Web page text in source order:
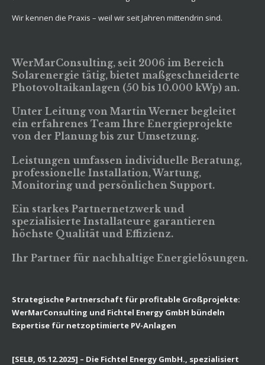
Wir kennen die Praxis – weil wir seit Jahren mittendrin sind.
WerMarConsulting, seit 2006 im Bereich
Solarenergie tätig, bietet maßgeschneiderte
Photovoltaikanlagen (50 bis 10.000 kWp) an.
Unter Leitung von Martin Werner begleitet
ein erfahrenes Team Ihre Energieprojekte
von der Planung bis zur Umsetzung.
Leistungen umfassen individuelle Beratung,
professionelle Installation, Wartung,
Monitoring und persönlichen Support.
Ein starkes Partnernetzwerk und
spezialisierte Installateure garantieren
höchste Qualität und Effizienz.
Ihr Partner für nachhaltige Energielösungen.
Strategische Partnerschaft für profitable Großprojekte:
WerMarConsulting und Fichtel Energy GmbH bündeln
Expertise für netzoptimierte PV-Anlagen
[SELB, 05.12.2025] – Die Fichtel Energy GmbH., spezialisiert